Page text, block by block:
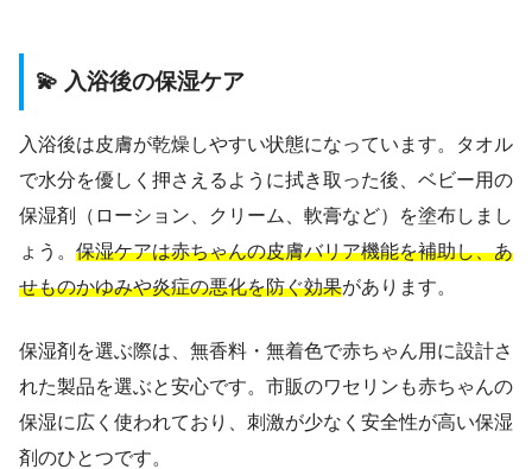
💫 入浴後の保湿ケア
入浴後は皮膚が乾燥しやすい状態になっています。タオル
で水分を優しく押さえるように拭き取った後、ベビー用の
保湿剤（ローション、クリーム、軟膏など）を塗布しまし
ょう。 保湿ケアは赤ちゃんの皮膚バリア機能を補助し、あ
せものかゆみや炎症の悪化を防ぐ効果があります。
保湿剤を選ぶ際は、無香料・無着色で赤ちゃん用に設計さ
れた製品を選ぶと安心です。市販のワセリンも赤ちゃんの
保湿に広く使われており、刺激が少なく安全性が高い保湿
剤のひとつです。